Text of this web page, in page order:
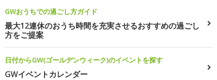
GWおうちでの過ごし方ガイド
最大12連休のおうち時間を充実させるおすすめの過ごし
方をご提案
日付からGW(ゴールデンウィーク)のイベントを探す
GWイベントカレンダー